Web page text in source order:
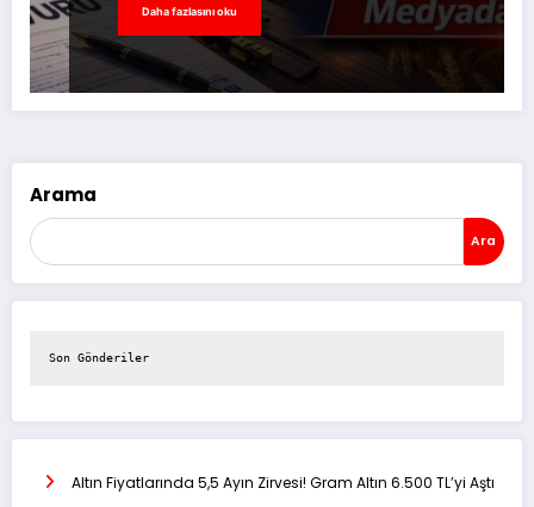
Daha fazlasını oku
Arama
Ara
Son Gönderiler
Altın Fiyatlarında 5,5 Ayın Zirvesi! Gram Altın 6.500 TL’yi Aştı